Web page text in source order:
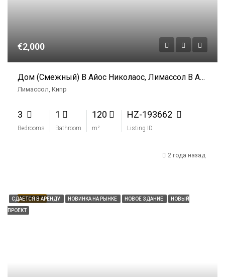
€2,000
Дом (Смежный) В Айос Николаос, Лимассол В Аренду
Лимассол, Кипр
3
Bedrooms
1
Bathroom
120
m²
HZ-193662
Listing ID
2 года назад
FEATURED
СДАЕТСЯ В АРЕНДУ НОВИНКА НА РЫНКЕ НОВОЕ ЗДАНИЕ НОВЫЙ
ПРОЕКТ